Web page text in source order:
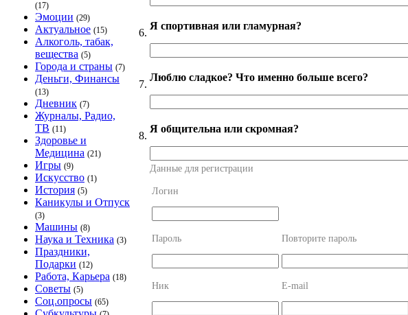
(17)
Эмоции (29)
Актуальное (15)
Алкоголь, табак,
вещества (5)
Города и страны (7)
Деньги, Финансы
(13)
Дневник (7)
Журналы, Радио,
ТВ (11)
Здоровье и
Медицина (21)
Игры (9)
Искусство (1)
История (5)
Каникулы и Отпуск
(3)
Машины (8)
Наука и Техника (3)
Праздники,
Подарки (12)
Работа, Карьера (18)
Советы (5)
Соц.опросы (65)
6.
Я спортивная или гламурная?
7.
Люблю сладкое? Что именно больше всего?
8.
Я общительна или скромная?
Данные для регистрации
Логин
Пароль Повторите пароль
Ник E-mail